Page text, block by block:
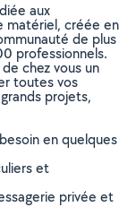
aux
matériel, créée en
de plus
professionnels.
chez vous un
toutes vos
projets,
en quelques
et
privée et